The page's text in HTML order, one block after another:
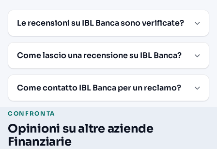
Le recensioni su IBL Banca sono verificate?
Come lascio una recensione su IBL Banca?
Come contatto IBL Banca per un reclamo?
CONFRONTA
Opinioni su altre aziende
Finanziarie